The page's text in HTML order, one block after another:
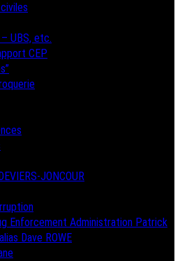
– UBS, etc.
CEP
JONCOUR
Enforcement Administration Patrick
Dave ROWE